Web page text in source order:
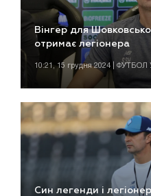
Вінгер для
отримає легіонера
10:21, 15 грудня 2024 | ФУТБОЛ
Син легенди і